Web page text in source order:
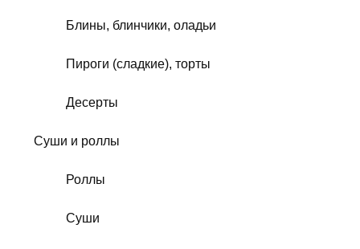
Блины, блинчики, оладьи
Пироги (сладкие), торты
Десерты
Суши и роллы
Роллы
Суши